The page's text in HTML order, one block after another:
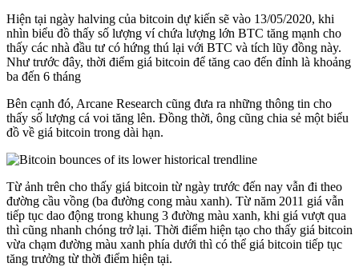
Hiện tại ngày halving của bitcoin dự kiến sẽ vào 13/05/2020, khi
nhìn biểu đồ thấy số lượng ví chứa lượng lớn BTC tăng mạnh cho
thấy các nhà đầu tư có hứng thú lại với BTC và tích lũy đồng này.
Như trước đây, thời điểm giá bitcoin để tăng cao đến đỉnh là khoảng
ba đến 6 tháng
Bên cạnh đó, Arcane Research cũng đưa ra những thông tin cho
thấy số lượng cá voi tăng lên. Đồng thời, ông cũng chia sẻ một biểu
đồ về giá bitcoin trong dài hạn.
Từ ảnh trên cho thấy giá bitcoin từ ngày trước đến nay vẫn đi theo
đường cầu vồng (ba đường cong màu xanh). Từ năm 2011 giá vẫn
tiếp tục dao động trong khung 3 đường màu xanh, khi giá vượt qua
thì cũng nhanh chóng trở lại. Thời điểm hiện tạo cho thấy giá bitcoin
vừa chạm đường màu xanh phía dưới thì có thể giá bitcoin tiếp tục
tăng trưởng từ thời điểm hiện tại.